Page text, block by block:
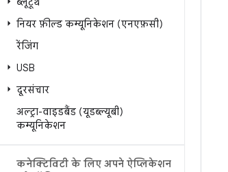
नियर फ़ील्ड कम्यूनिकेशन (एनएफ़सी)
रेंजिंग
USB
दूरसंचार
अल्ट्रा-वाइडबैंड (यूडब्ल्यूबी)
कम्यूनिकेशन
कनेक्टिविटी के लिए अपने ऐप्लिकेशन